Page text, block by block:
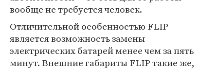
вообще не требуется человек.
Отличительной особенностью FLIP
является возможность замены
электрических батарей менее чем за пять
минут. Внешние габариты FLIP такие же,